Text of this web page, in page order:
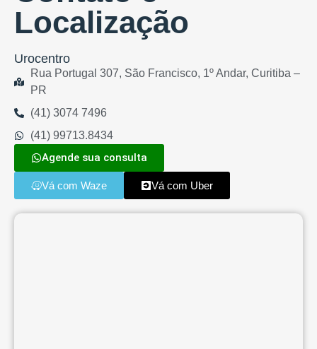
Localização
Urocentro
Rua Portugal 307, São Francisco, 1º Andar, Curitiba –
PR
(41) 3074 7496
(41) 99713.8434
Agende sua consulta
Vá com Waze Vá com Uber